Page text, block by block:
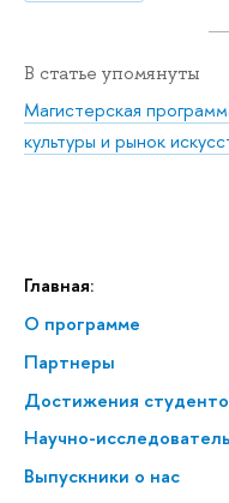
Главная:
О программе
Партнеры
Достижения
На­уч­но-
Выпускники о нас
В статье упомянуты
Магистерская
культуры и рынок